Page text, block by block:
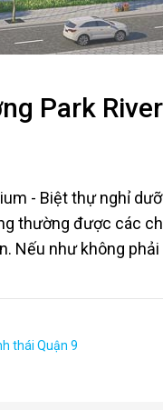
Park
- Biệt thự nghỉ
thường được các
Nếu như không phải
thái Quận 9